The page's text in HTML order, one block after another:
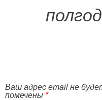
Ваш адрес email не
помечены *